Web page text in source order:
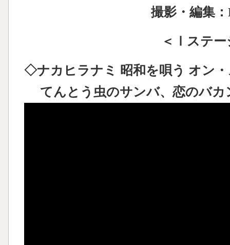
撮影・編集
＜Ⅰステー
◇ナカヒラナミ 昭和を唄う オン
てんとう虫のサンバ、恋のバカ